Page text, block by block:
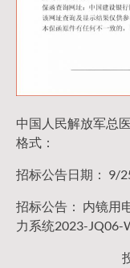
中国人民解放军总
格式：
招标公告日期： 9/
招标公告： 内镜用
力系统2023-JQ06-